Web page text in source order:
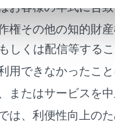
音声案内に従い、安全な
ではなく、あくまでも参
声案内されないことがあ
のデータは不完全な場
め、指示に従う前に、指
お客様の年式に合
権その他の知的財
しくは配信等するこ
用できなかったこ
またはサービスを中
は、利便性向上の